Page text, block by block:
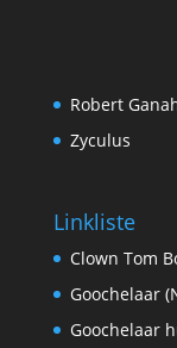
Robert
Zyculus
Linkliste
Clown Tom
Goochelaar
Goochelaar